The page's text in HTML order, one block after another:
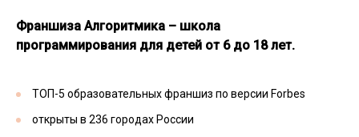
Франшиза Алгоритмика – школа
программирования для детей от 6 до 18 лет.
ТОП-5 образовательных франшиз по версии Forbes
открыты в 236 городах России